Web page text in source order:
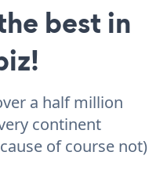
best in
a half million
continent
of course not)